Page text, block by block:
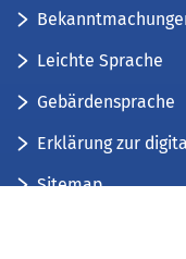
Leichte Sprache
Gebärdensprache
Erklärung zur
Sitemap